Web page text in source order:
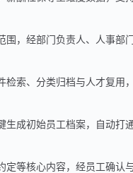
，经部门负责人、人事部
索、分类归档与人才复用
成初始员工档案，自动打
等核心内容，经员工确认